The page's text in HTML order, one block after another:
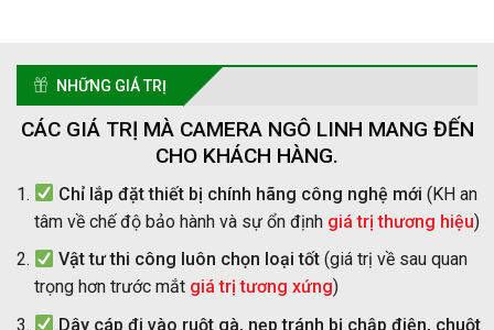
NHỮNG GIÁ TRỊ
CÁC GIÁ TRỊ MÀ CAMERA NGÔ LINH MANG ĐẾN
CHO KHÁCH HÀNG.
Chỉ lắp đặt thiết bị chính hãng công nghệ mới (KH an
tâm về chế độ bảo hành và sự ổn định giá trị thương hiệu)
Vật tư thi công luôn chọn loại tốt(giá trị về sau quan
trọng hơn trước mắt giá trị tương xứng)
Dây cáp đi vào ruột gà, nẹp tránh bị chập điện, chuột